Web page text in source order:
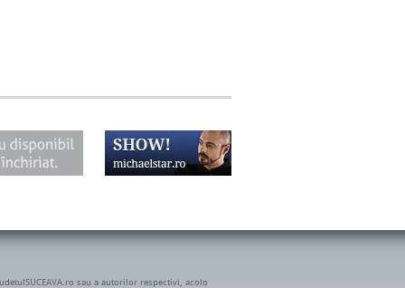
sau a autorilor respectivi, acolo